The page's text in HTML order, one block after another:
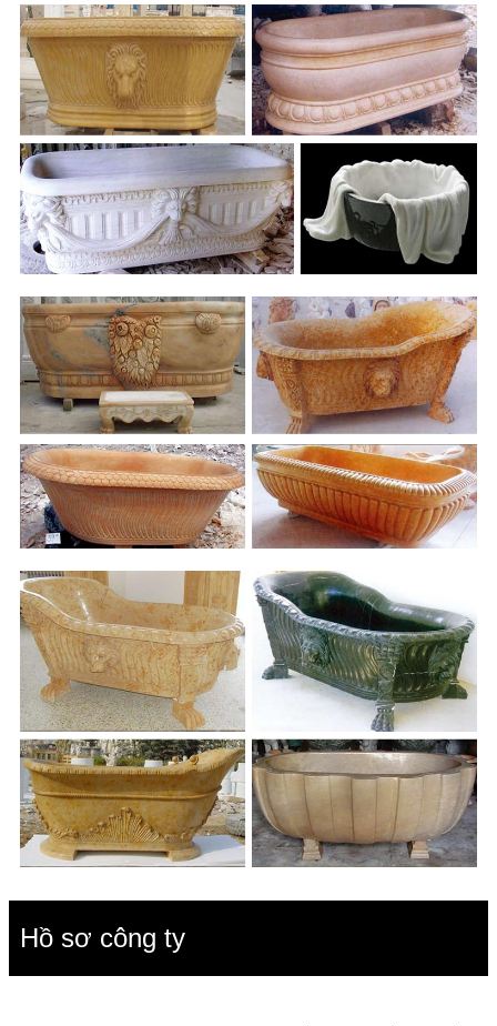
Hồ sơ công ty